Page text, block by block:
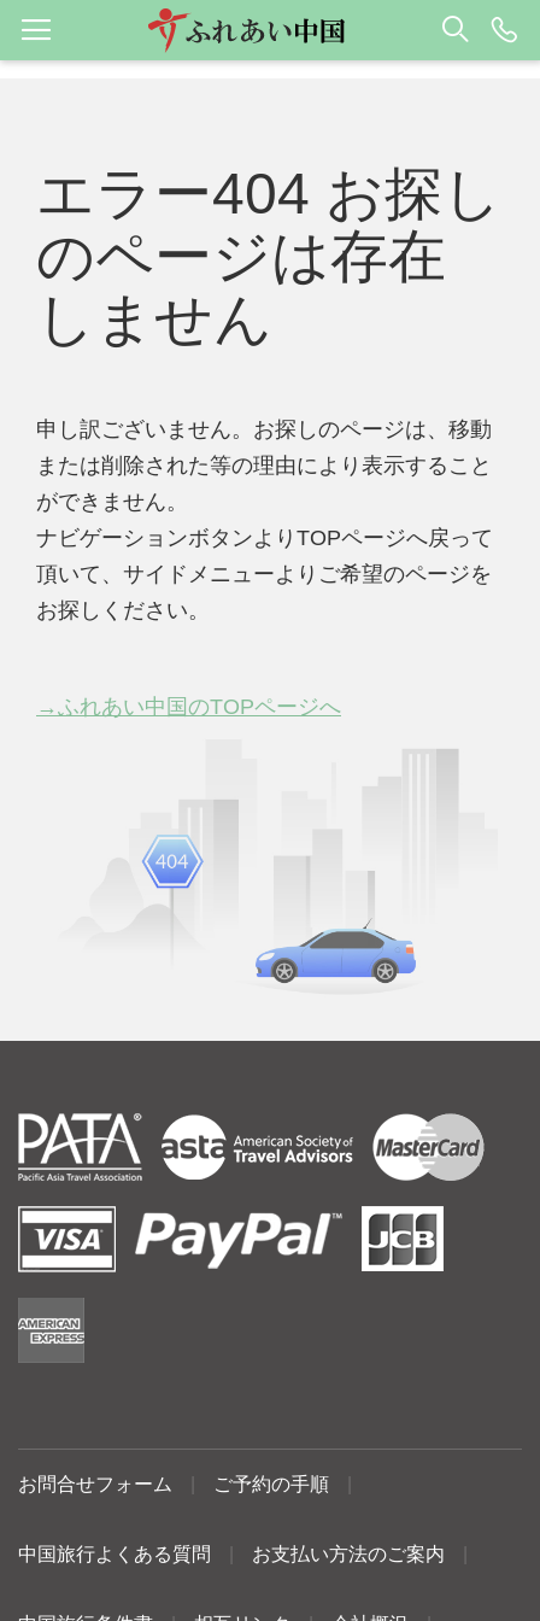
エラー404 お探し
のページは存在
しません
申し訳ございません。お探しのページは、移動
または削除された等の理由により表示すること
ができません。
ナビゲーションボタンよりTOPページへ戻って
頂いて、サイドメニューよりご希望のページを
お探しください。
→ふれあい中国のTOPページへ
お問合せフォーム ご予約の手順
中国旅行よくある質問 お支払い方法のご案内